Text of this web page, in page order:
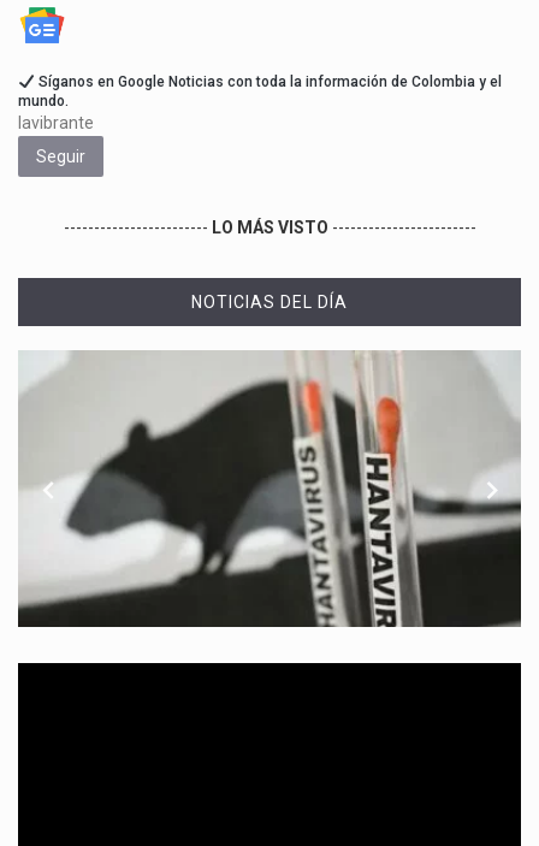
Síganos en Google Noticias con toda la información de Colombia y el
mundo.
lavibrante
Seguir
------------------------ LO MÁS VISTO ------------------------
NOTICIAS DEL DÍA